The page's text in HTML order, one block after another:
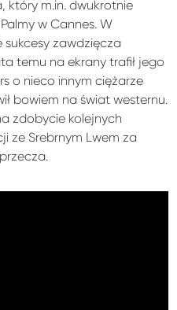
który m.in. dwukrotnie
w Cannes. W
sukcesy zawdzięcza
temu na ekrany trafił jego
o nieco innym ciężarze
bowiem na świat westernu.
zdobycie kolejnych
ze Srebrnym Lwem za